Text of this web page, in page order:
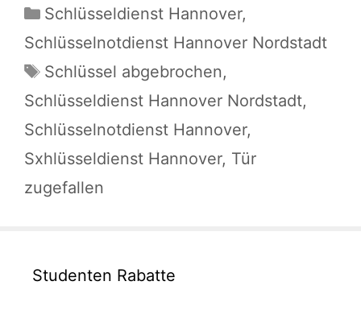
Kategorien
Schlüsseldienst Hannover,
Schlüsselnotdienst Hannover Nordstadt
Schlagwörter
Schlüssel abgebrochen,
Schlüsseldienst Hannover Nordstadt,
Schlüsselnotdienst Hannover,
Sxhlüsseldienst Hannover, Tür
zugefallen
Studenten Rabatte